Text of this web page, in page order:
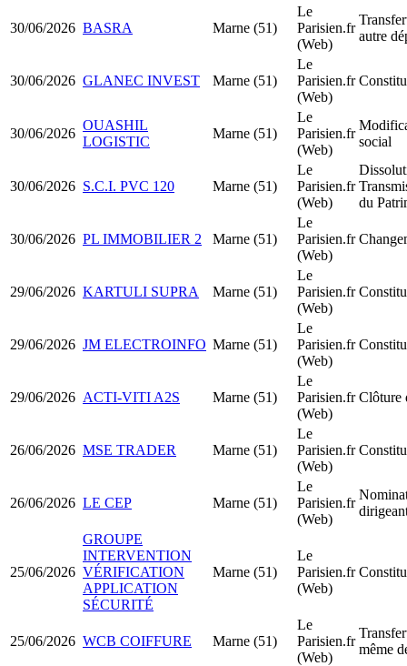
30/06/2026 BASRA Marne (51)
Le
Parisien.fr
(Web)
autre
30/06/2026 GLANEC INVEST Marne (51)
Le
Parisien.fr
(Web)
30/06/2026
OUASHIL
LOGISTIC
Marne (51)
Le
Parisien.fr
(Web)
social
30/06/2026 S.C.I. PVC 120 Marne (51)
Le
Parisien.fr
(Web)
du
30/06/2026 PL IMMOBILIER 2 Marne (51)
Le
Parisien.fr
(Web)
29/06/2026 KARTULI SUPRA Marne (51)
Le
Parisien.fr
(Web)
29/06/2026 JM ELECTROINFO Marne (51)
Le
Parisien.fr
(Web)
29/06/2026 ACTI-VITI A2S Marne (51)
Le
Parisien.fr
(Web)
Clôture
26/06/2026 MSE TRADER Marne (51)
Le
Parisien.fr
(Web)
26/06/2026 LE CEP Marne (51)
Le
Parisien.fr
(Web)
25/06/2026
GROUPE
INTERVENTION
VÉRIFICATION
APPLICATION
SÉCURITÉ
Marne (51)
Le
Parisien.fr
(Web)
25/06/2026 WCB COIFFURE Marne (51)
Le
Parisien.fr
(Web)
même